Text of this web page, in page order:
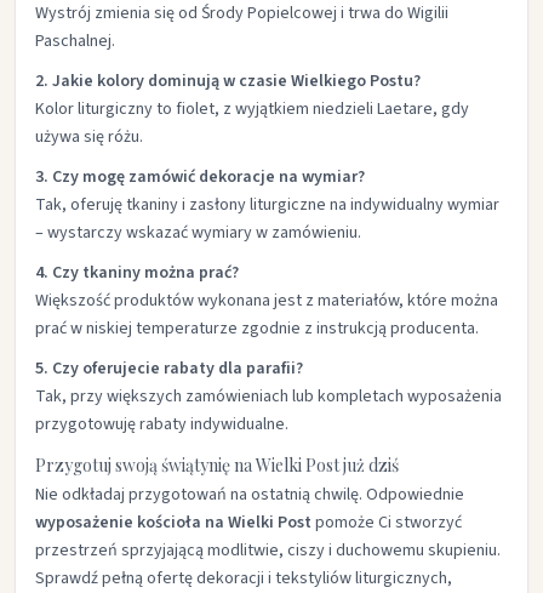
Wystrój zmienia się od Środy Popielcowej i trwa do Wigilii
Paschalnej.
2. Jakie kolory dominują w czasie Wielkiego Postu?
Kolor liturgiczny to fiolet, z wyjątkiem niedzieli Laetare, gdy
używa się różu.
3. Czy mogę zamówić dekoracje na wymiar?
Tak, oferuję tkaniny i zasłony liturgiczne na indywidualny wymiar
– wystarczy wskazać wymiary w zamówieniu.
4. Czy tkaniny można prać?
Większość produktów wykonana jest z materiałów, które można
prać w niskiej temperaturze zgodnie z instrukcją producenta.
5. Czy oferujecie rabaty dla parafii?
Tak, przy większych zamówieniach lub kompletach wyposażenia
przygotowuję rabaty indywidualne.
Przygotuj swoją świątynię na Wielki Post już dziś
Nie odkładaj przygotowań na ostatnią chwilę. Odpowiednie
wyposażenie kościoła na Wielki Post pomoże Ci stworzyć
przestrzeń sprzyjającą modlitwie, ciszy i duchowemu skupieniu.
Sprawdź pełną ofertę dekoracji i tekstyliów liturgicznych,